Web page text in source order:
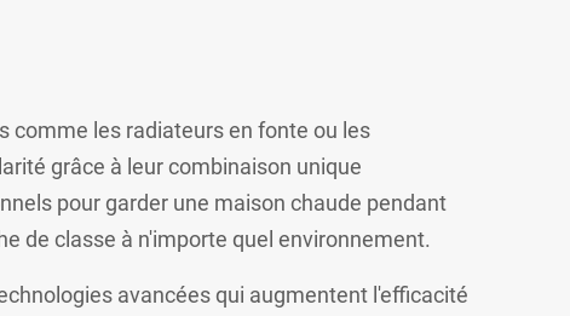
comme les radiateurs en fonte ou les
grâce à leur combinaison unique
pour garder une maison chaude pendant
de classe à n'importe quel environnement.
avancées qui augmentent l'efficacité